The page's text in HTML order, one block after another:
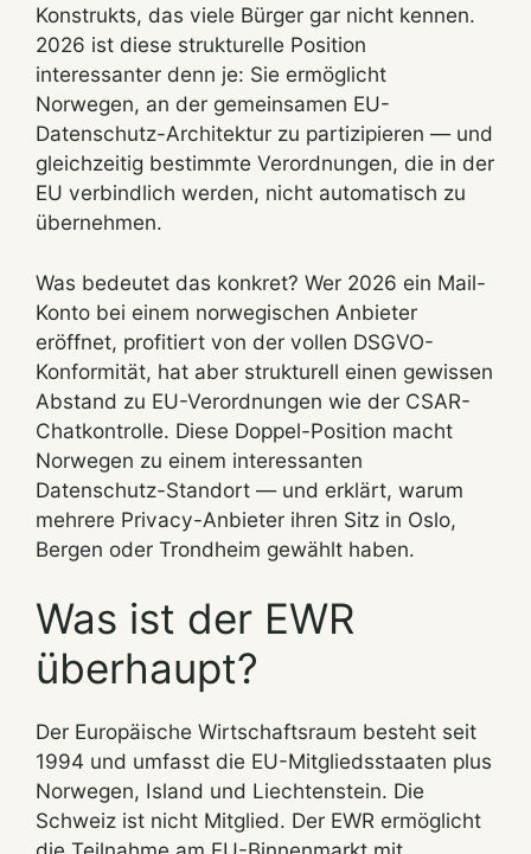
Konstrukts, das viele Bürger gar nicht kennen.
2026 ist diese strukturelle Position
interessanter denn je: Sie ermöglicht
Norwegen, an der gemeinsamen EU-
Datenschutz-Architektur zu partizipieren — und
gleichzeitig bestimmte Verordnungen, die in der
EU verbindlich werden, nicht automatisch zu
übernehmen.
Was bedeutet das konkret? Wer 2026 ein Mail-
Konto bei einem norwegischen Anbieter
eröffnet, profitiert von der vollen DSGVO-
Konformität, hat aber strukturell einen gewissen
Abstand zu EU-Verordnungen wie der CSAR-
Chatkontrolle. Diese Doppel-Position macht
Norwegen zu einem interessanten
Datenschutz-Standort — und erklärt, warum
mehrere Privacy-Anbieter ihren Sitz in Oslo,
Bergen oder Trondheim gewählt haben.
Was ist der EWR
überhaupt?
Der Europäische Wirtschaftsraum besteht seit
1994 und umfasst die EU-Mitgliedsstaaten plus
Norwegen, Island und Liechtenstein. Die
Schweiz ist nicht Mitglied. Der EWR ermöglicht